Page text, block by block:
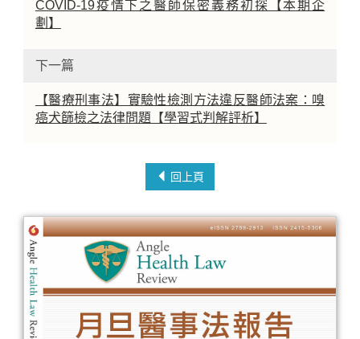
COVID-19疫情下之醫師保密義務初探【本期企
劃】
下一篇
【醫療刑事法】實驗性檢測方法違反醫師法案：嗅
癌犬篩檢之法律問題【學習式判解評析】
回上頁